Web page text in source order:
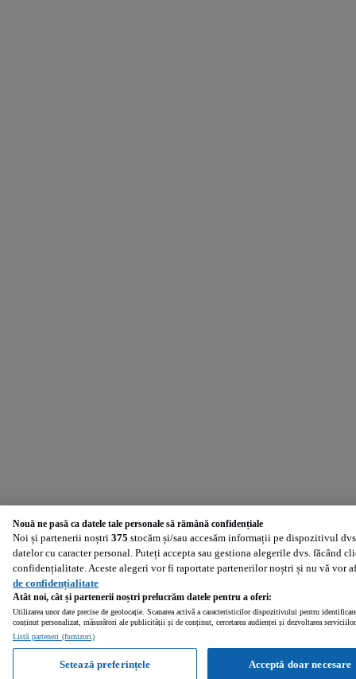
Nouă ne pasă ca datele tale personale să rămână confidențiale
Noi și partenerii noștri 375 stocăm și/sau accesăm informații pe dispozitivul
datelor cu caracter personal. Puteți accepta sau gestiona alegerile dvs. făcând
confidențialitate. Aceste alegeri vor fi raportate partenerilor noștri și nu vă vor
de confidențialitate
Atât noi, cât și partenerii noștri prelucrăm datele pentru a oferi:
Utilizarea unor date precise de geolocație. Scanarea activă a caracteristicilor dispozitivului pentru
conținut personalizat, măsurători ale publicității și de conținut, cercetarea audienței și dezvoltarea
Listă parteneri (furnizori)
Acceptă doar necesare
Setează preferințele